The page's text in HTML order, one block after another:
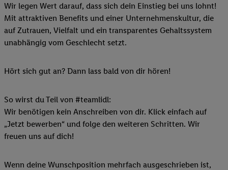
Wir legen Wert darauf, dass sich dein Einstieg bei uns lohnt!
Mit attraktiven Benefits und einer Unternehmenskultur, die
auf Zutrauen, Vielfalt und ein transparentes Gehaltssystem
unabhängig vom Geschlecht setzt.
Hört sich gut an? Dann lass bald von dir hören!
So wirst du Teil von #teamlidl:
Wir benötigen kein Anschreiben von dir. Klick einfach auf
„Jetzt bewerben“ und folge den weiteren Schritten. Wir
freuen uns auf dich!
Wenn deine Wunschposition mehrfach ausgeschrieben ist,